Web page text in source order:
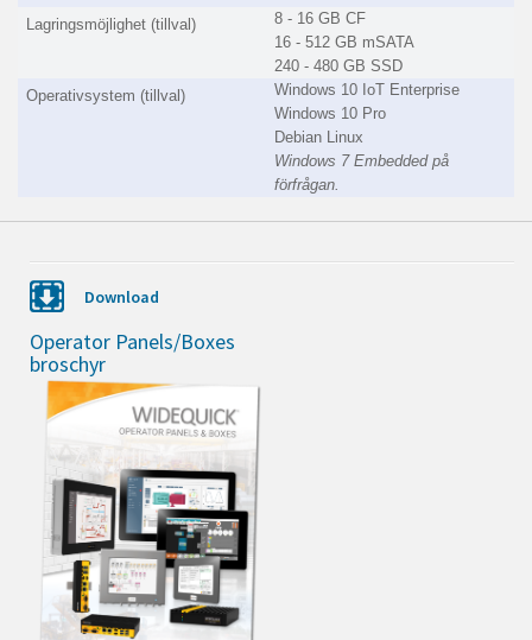
Lagringsmöjlighet (tillval)
8 - 16 GB CF
16 - 512 GB mSATA
240 - 480 GB SSD
Operativsystem (tillval)
Windows 10 IoT Enterprise
Windows 10 Pro
Debian Linux
Windows 7 Embedded på
förfrågan.
Download
Operator Panels/Boxes
broschyr